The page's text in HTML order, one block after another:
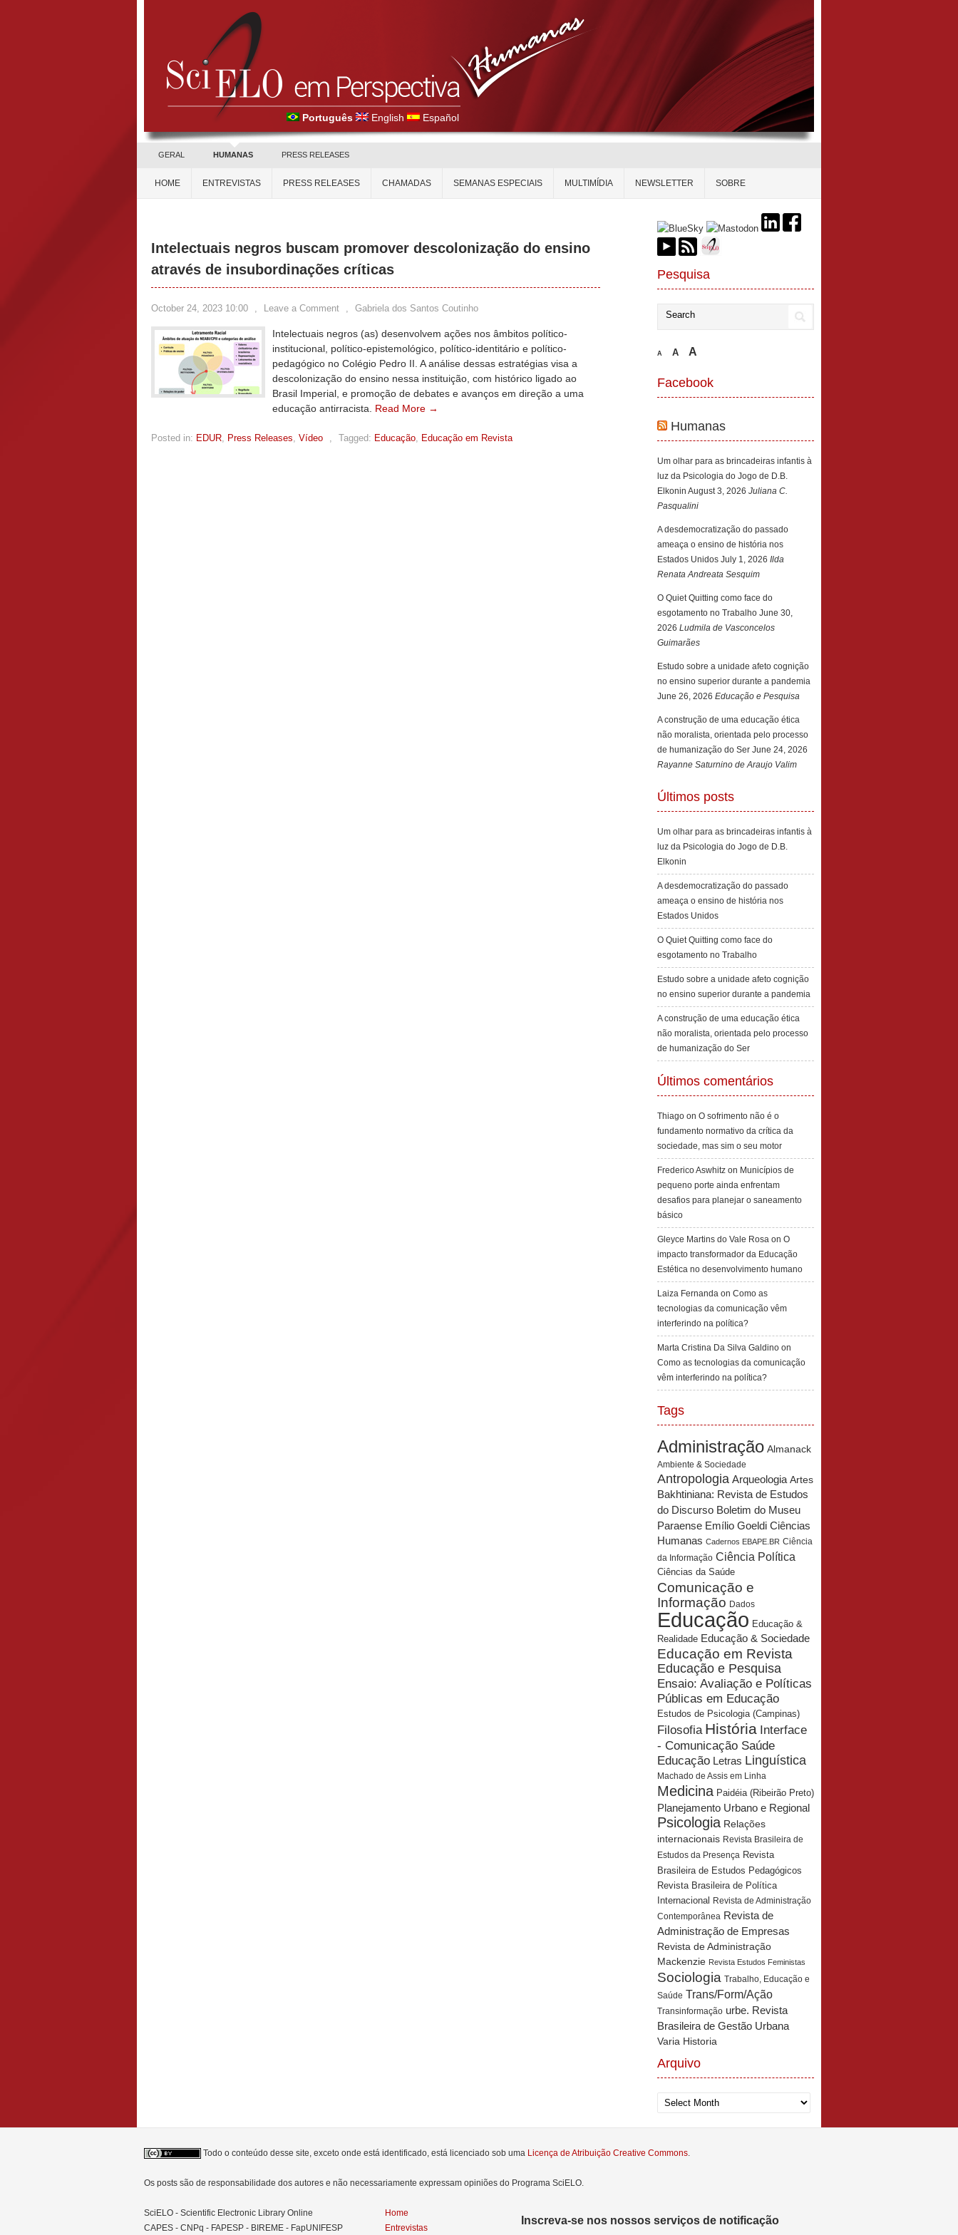
Português English Español
GERAL HUMANAS PRESS RELEASES
HOME ENTREVISTAS PRESS RELEASES CHAMADAS SEMANAS ESPECIAIS MULTIMÍDIA NEWSLETTER SOBRE
Intelectuais negros buscam promover descolonização do ensino
através de insubordinações críticas
October 24, 2023 10:00 , Leave a Comment , Gabriela dos Santos Coutinho
Intelectuais negros (as) desenvolvem ações nos âmbitos político-
institucional, político-epistemológico, político-identitário e político-
pedagógico no Colégio Pedro II. A análise dessas estratégias visa a
descolonização do ensino nessa instituição, com histórico ligado ao
Brasil Imperial, e promoção de debates e avanços em direção a uma
educação antirracista. Read More →
Posted in: EDUR, Press Releases, Vídeo , Tagged: Educação, Educação em Revista
Pesquisa
A A A
Facebook
Humanas
Um olhar para as brincadeiras infantis à
luz da Psicologia do Jogo de D.B.
Elkonin August 3, 2026 Juliana C.
Pasqualini
A desdemocratização do passado
ameaça o ensino de história nos
Estados Unidos July 1, 2026 Ilda
Renata Andreata Sesquim
O Quiet Quitting como face do
esgotamento no Trabalho June 30,
2026 Ludmila de Vasconcelos
Guimarães
Estudo sobre a unidade afeto cognição
no ensino superior durante a pandemia
June 26, 2026 Educação e Pesquisa
A construção de uma educação ética
não moralista, orientada pelo processo
de humanização do Ser June 24, 2026
Rayanne Saturnino de Araujo Valim
Últimos posts
Um olhar para as brincadeiras infantis à
luz da Psicologia do Jogo de D.B.
Elkonin
A desdemocratização do passado
ameaça o ensino de história nos
Estados Unidos
O Quiet Quitting como face do
esgotamento no Trabalho
Estudo sobre a unidade afeto cognição
no ensino superior durante a pandemia
A construção de uma educação ética
não moralista, orientada pelo processo
de humanização do Ser
Últimos comentários
Thiago on O sofrimento não é o
fundamento normativo da crítica da
sociedade, mas sim o seu motor
Frederico Aswhitz on Municípios de
pequeno porte ainda enfrentam
desafios para planejar o saneamento
básico
Gleyce Martins do Vale Rosa on O
impacto transformador da Educação
Estética no desenvolvimento humano
Laiza Fernanda on Como as
tecnologias da comunicação vêm
interferindo na política?
Marta Cristina Da Silva Galdino on
Como as tecnologias da comunicação
vêm interferindo na política?
Tags
Administração Almanack
Ambiente & Sociedade
Antropologia Arqueologia Artes
Bakhtiniana: Revista de Estudos
do Discurso Boletim do Museu
Paraense Emílio Goeldi Ciências
Humanas Cadernos EBAPE.BR Ciência
da Informação Ciência Política
Ciências da Saúde
Comunicação e
Informação Dados
Educação Educação &
Realidade Educação & Sociedade
Educação em Revista
Educação e Pesquisa
Ensaio: Avaliação e Políticas
Públicas em Educação
Estudos de Psicologia (Campinas)
Filosofia História Interface
- Comunicação Saúde
Educação Letras Linguística
Machado de Assis em Linha
Medicina Paidéia (Ribeirão Preto)
Planejamento Urbano e Regional
Psicologia Relações
internacionais Revista Brasileira de
Estudos da Presença Revista
Brasileira de Estudos Pedagógicos
Revista Brasileira de Política
Internacional Revista de Administração
Contemporânea Revista de
Administração de Empresas
Revista de Administração
Mackenzie Revista Estudos Feministas
Sociologia Trabalho, Educação e
Saúde Trans/Form/Ação
Transinformação urbe. Revista
Brasileira de Gestão Urbana
Varia Historia
Arquivo
Arquivo
Todo o conteúdo desse site, exceto onde está identificado, está licenciado sob uma Licença de Atribuição Creative Commons.
Os posts são de responsabilidade dos autores e não necessariamente expressam opiniões do Programa SciELO.
SciELO - Scientific Electronic Library Online
CAPES - CNPq - FAPESP - BIREME - FapUNIFESP
Home
Entrevistas
Inscreva-se nos nossos serviços de notificação